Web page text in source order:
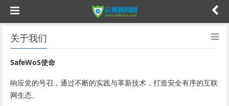
关于我们
SafeWoS使命
响应党的号召，通过不断的实践与革新技术，打造安全有序的互联
网生态。